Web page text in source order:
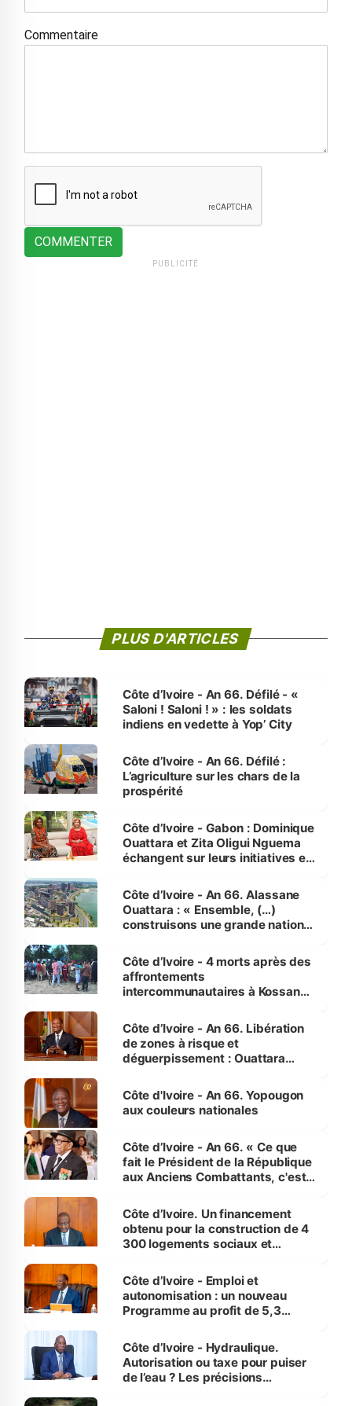
Commentaire
COMMENTER
PUBLICITÉ
PLUS D'ARTICLES
Côte d’Ivoire - An 66. Défilé - «
Saloni ! Saloni ! » : les soldats
indiens en vedette à Yop’ City
Côte d’Ivoire - An 66. Défilé :
L’agriculture sur les chars de la
prospérité
Côte d’Ivoire - Gabon : Dominique
Ouattara et Zita Oligui Nguema
échangent sur leurs initiatives en
enfants
Côte d’Ivoire - An 66. Alassane
Ouattara : « Ensemble, (…)
construisons une grande nation
générations futures »
Côte d’Ivoire - 4 morts après des
affrontements
intercommunautaires à Kossandji
milieu des sinistrés
Côte d’Ivoire - An 66. Libération
de zones à risque et
déguerpissement : Ouattara
l'Etat de droit pour préserver les
vies humaines »
Côte d'Ivoire - An 66. Yopougon
aux couleurs nationales
Côte d’Ivoire - An 66. « Ce que
fait le Président de la République
aux Anciens Combattants, c'est
Côte d’Ivoire. Un financement
obtenu pour la construction de 4
300 logements sociaux et
et Yamoussoukro
Côte d’Ivoire - Emploi et
autonomisation : un nouveau
Programme au profit de 5,3
Côte d’Ivoire - Hydraulique.
Autorisation ou taxe pour puiser
de l’eau ? Les précisions